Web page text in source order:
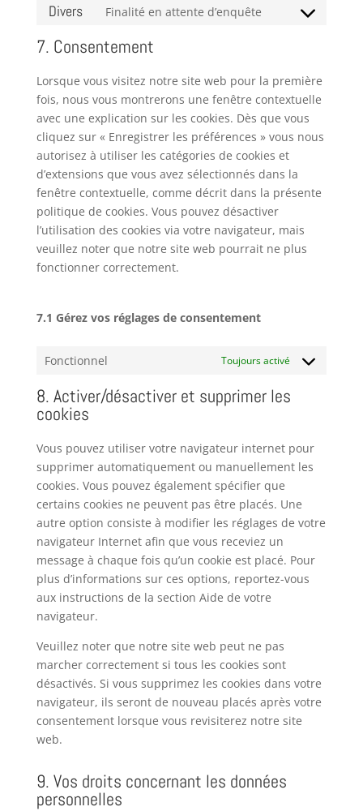
Divers Finalité en attente d’enquête
Consent
divers
7. Consentement
Lorsque vous visitez notre site web pour la première
fois, nous vous montrerons une fenêtre contextuelle
avec une explication sur les cookies. Dès que vous
cliquez sur « Enregistrer les préférences » vous nous
autorisez à utiliser les catégories de cookies et
d’extensions que vous avez sélectionnés dans la
fenêtre contextuelle, comme décrit dans la présente
politique de cookies. Vous pouvez désactiver
l’utilisation des cookies via votre navigateur, mais
veuillez noter que notre site web pourrait ne plus
fonctionner correctement.
7.1 Gérez vos réglages de consentement
Fonctionnel Toujours activé
8. Activer/désactiver et supprimer les
cookies
Vous pouvez utiliser votre navigateur internet pour
supprimer automatiquement ou manuellement les
cookies. Vous pouvez également spécifier que
certains cookies ne peuvent pas être placés. Une
autre option consiste à modifier les réglages de votre
navigateur Internet afin que vous receviez un
message à chaque fois qu’un cookie est placé. Pour
plus d’informations sur ces options, reportez-vous
aux instructions de la section Aide de votre
navigateur.
Veuillez noter que notre site web peut ne pas
marcher correctement si tous les cookies sont
désactivés. Si vous supprimez les cookies dans votre
navigateur, ils seront de nouveau placés après votre
consentement lorsque vous revisiterez notre site
web.
9. Vos droits concernant les données
personnelles